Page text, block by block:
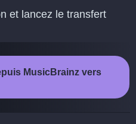
et lancez le transfert
MusicBrainz vers